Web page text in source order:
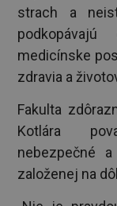
strach a
medicínske
zdravia a
Fakulta
Kotlára
nebezpečné
založenej na